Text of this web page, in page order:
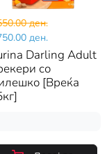
ден.
ден.
Darling Adult
со
[Вреќа